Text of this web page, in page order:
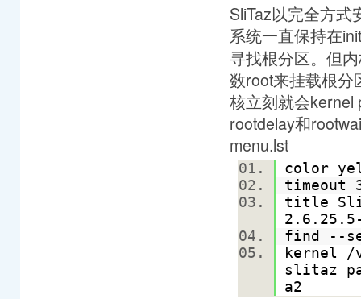
SliTaz以完全方
系统一直保持在
寻找根分区。但
数root来挂载根分
核立刻就会kernel
rootdelay和
menu.lst
color
title
find --
kernel /
slitaz
a2